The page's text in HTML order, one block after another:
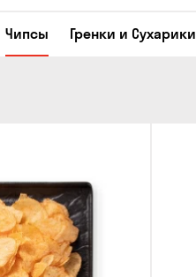
Чипсы Гренки и Сухарики